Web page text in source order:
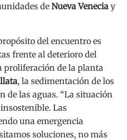
de Nueva Venecia y
del encuentro es
frente al deterioro del
proliferación de la planta
, la sedimentación de los
de las aguas. “La situación
Las
una emergencia
soluciones, no más